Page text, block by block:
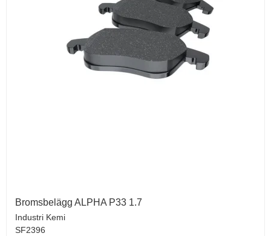
Bromsbelägg ALPHA P33 1.7
Industri Kemi
SF2396